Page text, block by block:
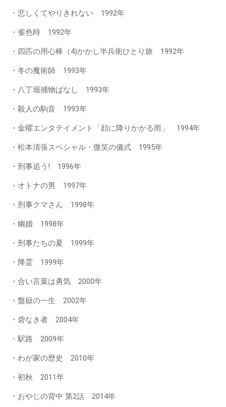
・悲しくてやりきれない 1992年
・雀色時 1992年
・四匹の用心棒（4)かかし半兵衛ひとり旅 1992年
・冬の魔術師 1993年
・八丁堀捕物ばなし 1993年
・殺人の駒音 1993年
・金曜エンタテイメント「顔に降りかかる雨」 1994年
・松本清張スペシャル・微笑の儀式 1995年
・刑事追う! 1996年
・オトナの男 1997年
・刑事クマさん 1998年
・幽婚 1998年
・刑事たちの夏 1999年
・降霊 1999年
・合い言葉は勇気 2000年
・盤嶽の一生 2002年
・砦なき者 2004年
・駅路 2009年
・わが家の歴史 2010年
・初秋 2011年
・おやじの背中 第2話 2014年